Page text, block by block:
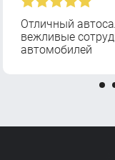
Отличный
вежливые
автомобилей